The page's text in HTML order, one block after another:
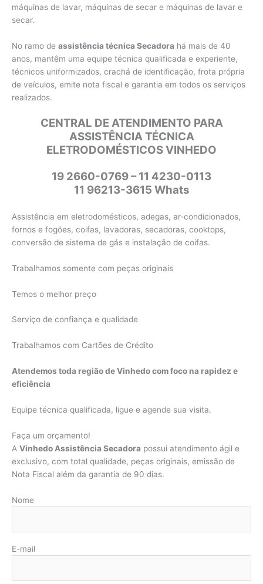
máquinas de lavar, máquinas de secar e máquinas de lavar e
secar.
No ramo de assistência técnica Secadora há mais de 40
anos, mantêm uma equipe técnica qualificada e experiente,
técnicos uniformizados, crachá de identificação, frota própria
de veículos, emite nota fiscal e garantia em todos os serviços
realizados.
CENTRAL DE ATENDIMENTO PARA
ASSISTÊNCIA TÉCNICA
ELETRODOMÉSTICOS VINHEDO
19 2660-0769 – 11 4230-0113
11 96213-3615 Whats
Assistência em eletrodomésticos, adegas, ar-condicionados,
fornos e fogões, coifas, lavadoras, secadoras, cooktops,
conversão de sistema de gás e instalação de coifas.
Trabalhamos somente com peças originais
Temos o melhor preço
Serviço de confiança e qualidade
Trabalhamos com Cartões de Crédito
Atendemos toda região de Vinhedo com foco na rapidez e
eficiência
Equipe técnica qualificada, ligue e agende sua visita.
Faça um orçamento!
A Vinhedo Assistência Secadora possui atendimento ágil e
exclusivo, com total qualidade, peças originais, emissão de
Nota Fiscal além da garantia de 90 dias.
Nome
E-mail